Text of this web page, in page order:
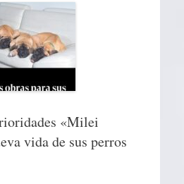
«Milei
vida de sus perros